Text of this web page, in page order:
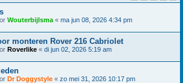
Wouterbijlsma « ma jun 08, 2026 4:34 pm
monteren Rover 216 Cabriolet
Roverlike « di jun 02, 2026 5:19 am
Dr Doggystyle « zo mei 31, 2026 10:17 pm